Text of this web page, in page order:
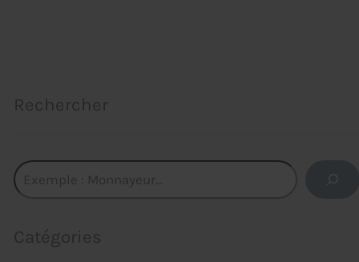
Rechercher
Rechercher
Catégories